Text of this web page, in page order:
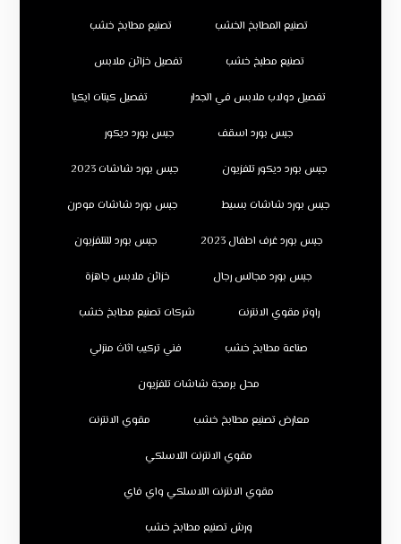
تصنيع المطابخ الخشب تصنيع مطابخ خشب
تصنيع مطبخ خشب تفصيل خزائن ملابس
تفصيل دولاب ملابس في الجدار تفصيل كبتات ايكيا
جبس بورد اسقف جبس بورد ديكور
جبس بورد ديكور تلفزيون جبس بورد شاشات 2023
جبس بورد شاشات بسيط جبس بورد شاشات مودرن
جبس بورد غرف اطفال 2023 جبس بورد للتلفزيون
جبس بورد مجالس رجال خزائن ملابس جاهزة
راوتر مقوي الانترنت شركات تصنيع مطابخ خشب
صناعة مطابخ خشب فني تركيب اثاث منزلي
محل برمجة شاشات تلفزيون
معارض تصنيع مطابخ خشب مقوي الانترنت
مقوي الانترنت اللاسلكي
مقوي الانترنت اللاسلكي واي فاي
ورش تصنيع مطابخ خشب